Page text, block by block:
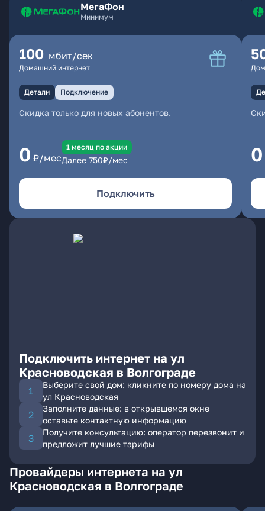
МегаФон
Минимум
100 мбит/сек
Домашний интернет
Детали Подключение
Скидка только для новых абонентов.
0 ₽/мес
1 месяц по акции
Далее 750₽/мес
Подключить
0
Подключить интернет на ул
Красноводская в Волгограде
Выберите свой дом: кликните по номеру дома на
ул Красноводская
Заполните данные: в открывшемся окне
оставьте контактную информацию
Получите консультацию: оператор перезвонит и
предложит лучшие тарифы
Провайдеры интернета на ул
Красноводская в Волгограде